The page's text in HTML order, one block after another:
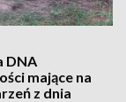
DNA
mające na
z dnia